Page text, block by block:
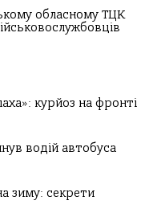
обласному ТЦК
курйоз на фронті
водій автобуса
зиму: секрети